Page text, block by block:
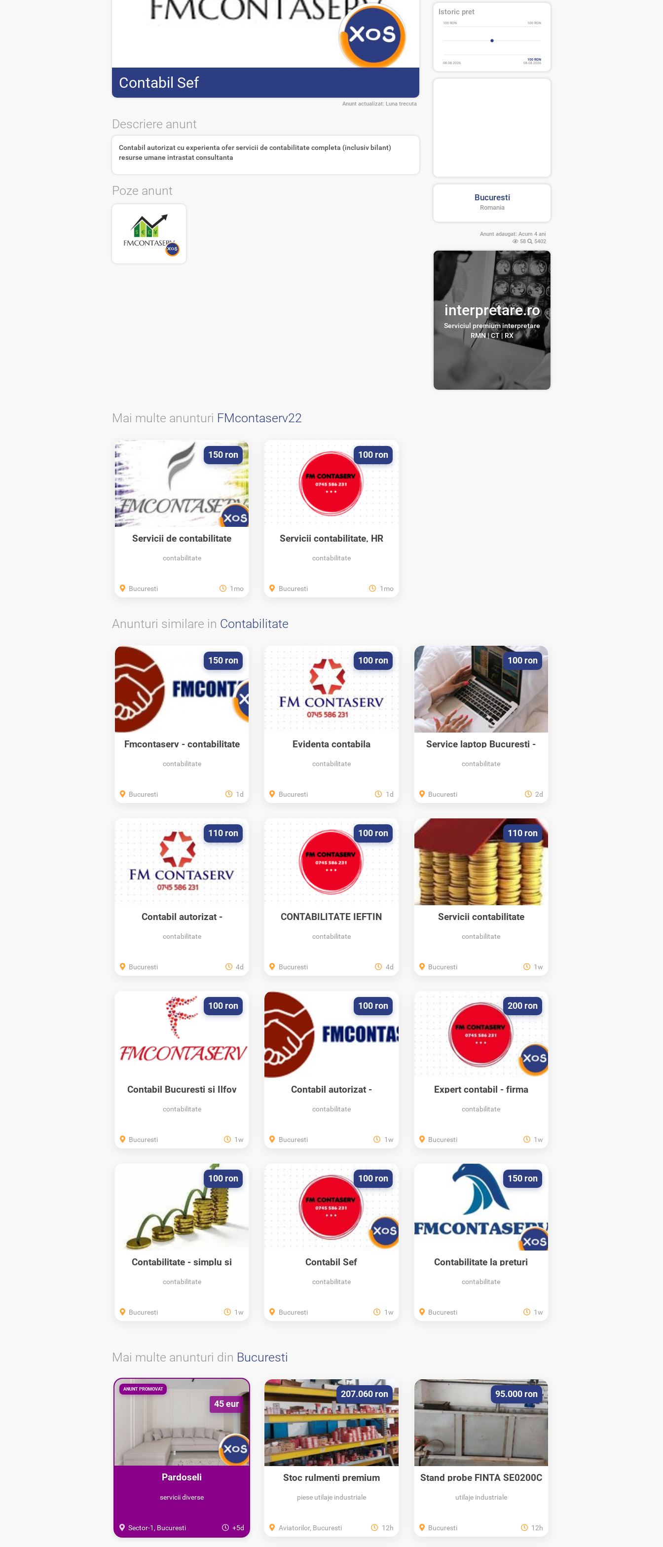
Contabil Sef
Anunt actualizat: Luna trecuta
Descriere anunt
Contabil autorizat cu experienta ofer servicii de contabilitate completa (inclusiv bilant)
resurse umane intrastat consultanta
Poze anunt
Istoric pret
100 RON 100 RON
100 RON
08.08.2026
08.08.2026
Bucuresti
Romania
58 5402
Anunt adaugat: Acum 4 ani
interpretare.ro
Serviciul premium interpretare
RMN | CT | RX
Mai multe anunturi FMcontaserv22
Servicii de contabilitate
contabilitate
150 ron
Bucuresti 1mo
Servicii contabilitate, HR
contabilitate
100 ron
Bucuresti 1mo
Anunturi similare in Contabilitate
Fmcontaserv - contabilitate
contabilitate
150 ron
Bucuresti 1d
Evidenta contabila
contabilitate
100 ron
Bucuresti 1d
Service laptop Bucuresti -
contabilitate
100 ron
Bucuresti 2d
Contabil autorizat -
contabilitate
110 ron
Bucuresti 4d
CONTABILITATE IEFTIN
contabilitate
100 ron
Bucuresti 4d
Servicii contabilitate
contabilitate
110 ron
Bucuresti 1w
Contabil Bucuresti si Ilfov
contabilitate
100 ron
Bucuresti 1w
Contabil autorizat -
contabilitate
100 ron
Bucuresti 1w
Expert contabil - firma
contabilitate
200 ron
Bucuresti 1w
Contabilitate - simplu si
contabilitate
100 ron
Bucuresti 1w
Contabil Sef
contabilitate
100 ron
Bucuresti 1w
Contabilitate la preturi
contabilitate
150 ron
Bucuresti 1w
Mai multe anunturi din Bucuresti
ANUNT PROMOVAT
Pardoseli
servicii diverse
45 eur
Sector-1, Bucuresti +5d
Stoc rulmenti premium
piese utilaje industriale
207.060 ron
Aviatorilor, Bucuresti 12h
Stand probe FINTA SE0200C
utilaje industriale
95.000 ron
Bucuresti 12h